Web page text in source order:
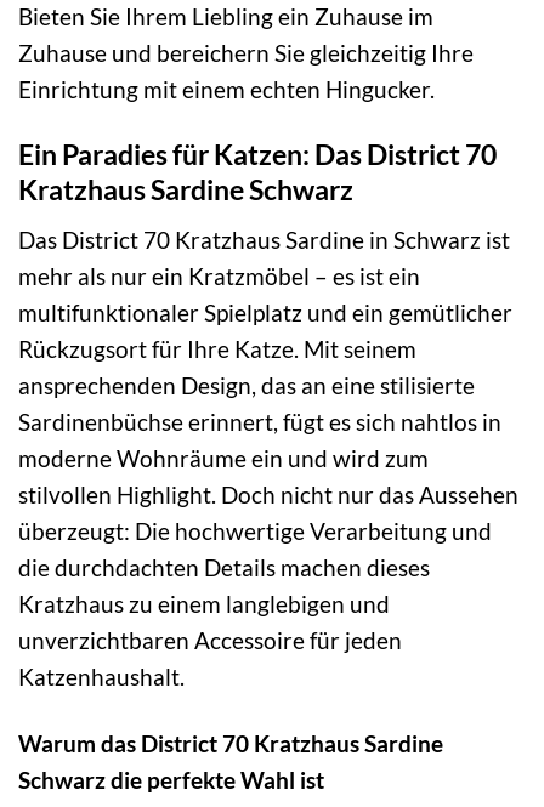
Bieten Sie Ihrem Liebling ein Zuhause im
Zuhause und bereichern Sie gleichzeitig Ihre
Einrichtung mit einem echten Hingucker.
Ein Paradies für Katzen: Das District 70
Kratzhaus Sardine Schwarz
Das District 70 Kratzhaus Sardine in Schwarz ist
mehr als nur ein Kratzmöbel – es ist ein
multifunktionaler Spielplatz und ein gemütlicher
Rückzugsort für Ihre Katze. Mit seinem
ansprechenden Design, das an eine stilisierte
Sardinenbüchse erinnert, fügt es sich nahtlos in
moderne Wohnräume ein und wird zum
stilvollen Highlight. Doch nicht nur das Aussehen
überzeugt: Die hochwertige Verarbeitung und
die durchdachten Details machen dieses
Kratzhaus zu einem langlebigen und
unverzichtbaren Accessoire für jeden
Katzenhaushalt.
Warum das District 70 Kratzhaus Sardine
Schwarz die perfekte Wahl ist